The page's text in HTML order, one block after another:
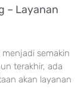
– Layanan
semakin
terakhir, ada
akan layanan